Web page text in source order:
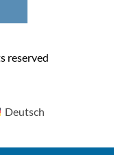
reserved
Deutsch